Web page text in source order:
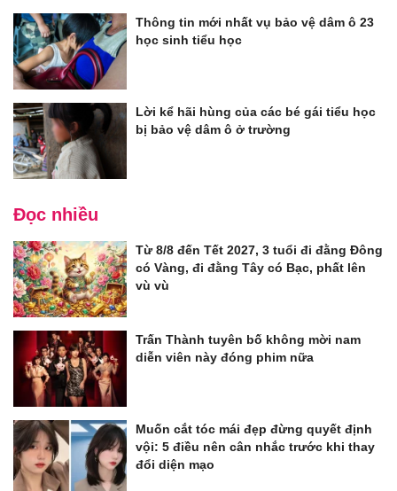
Thông tin mới nhất vụ bảo vệ dâm ô 23
học sinh tiểu học
Lời kể hãi hùng của các bé gái tiểu học
bị bảo vệ dâm ô ở trường
Đọc nhiều
Từ 8/8 đến Tết 2027, 3 tuổi đi đằng Đông
có Vàng, đi đằng Tây có Bạc, phất lên
vù vù
Trấn Thành tuyên bố không mời nam
diễn viên này đóng phim nữa
Muốn cắt tóc mái đẹp đừng quyết định
vội: 5 điều nên cân nhắc trước khi thay
đổi diện mạo